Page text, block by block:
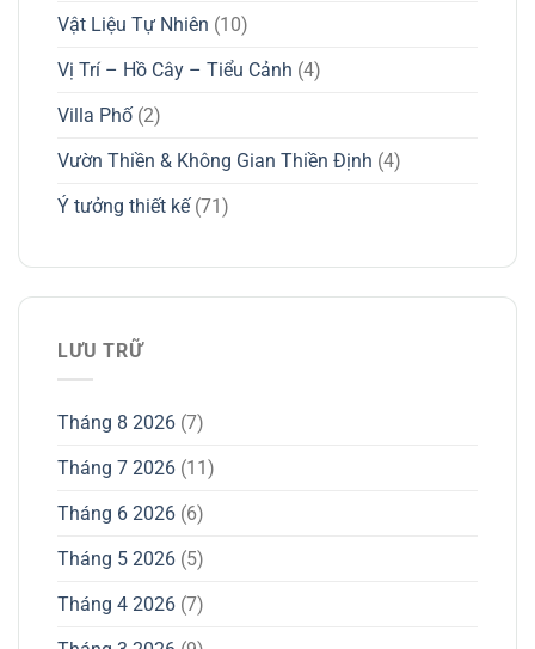
Vật Liệu Tự Nhiên (10)
Vị Trí – Hồ Cây – Tiểu Cảnh (4)
Villa Phố(2)
Vườn Thiền & Không Gian Thiền Định (4)
Ý tưởng thiết kế(71)
LƯU TRỮ
Tháng 8 2026 (7)
Tháng 7 2026 (11)
Tháng 6 2026 (6)
Tháng 5 2026 (5)
Tháng 4 2026 (7)